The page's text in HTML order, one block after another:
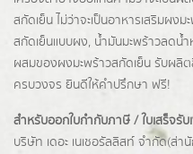
สกัดเย็น ไม่ว่าจะเป็นอาหารเสริมผ
สกัดเย็นแบบผง, น้ำมันมะพร้าวลดน้
ผสมของผงมะพร้าวสกัดเย็น รับผลิ
ครบวงจร ยินดีให้คำปรึกษา ฟรี!
สำหรับออกใบกำกับภาษี / ใบเสร็จรับ
บริษัท เดอะ เนเชอรัลลิสท์ จำกัด(ส่า